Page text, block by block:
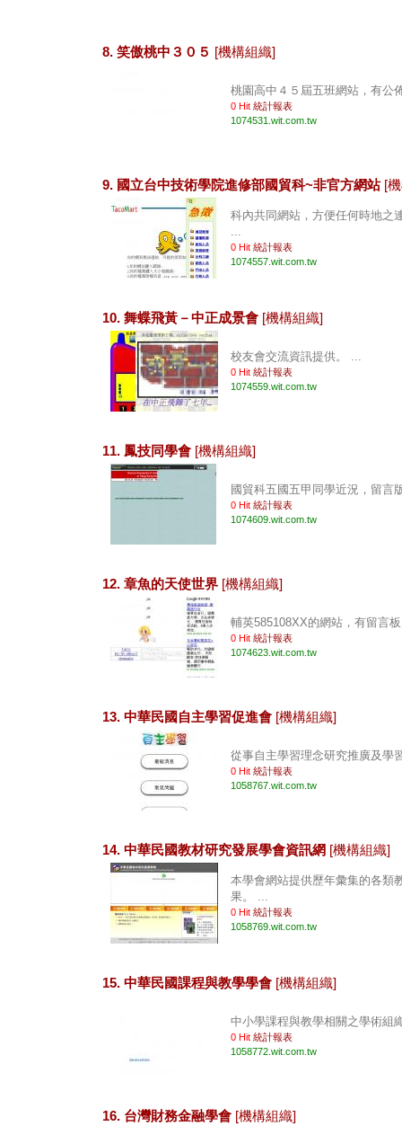
8. 笑傲桃中３０５ [機構組織]
桃園高中４５屆五班網站，有公
0 Hit 統計報表
1074531.wit.com.tw
9. 國立台中技術學院進修部國貿科~非官方網站 [
科內共同網站，方便任何時地之
...
0 Hit 統計報表
1074557.wit.com.tw
10. 舞蝶飛黃－中正成景會 [機構組織]
校友會交流資訊提供。 ...
0 Hit 統計報表
1074559.wit.com.tw
11. 鳳技同學會 [機構組織]
國貿科五國五甲同學近況，留言
0 Hit 統計報表
1074609.wit.com.tw
12. 章魚的天使世界 [機構組織]
輔英585108XX的網站，有留言
0 Hit 統計報表
1074623.wit.com.tw
13. 中華民國自主學習促進會 [機構組織]
從事自主學習理念研究推廣及學
0 Hit 統計報表
1058767.wit.com.tw
14. 中華民國教材研究發展學會資訊網 [機構組織]
本學會網站提供歷年彙集的各類
果。 ...
0 Hit 統計報表
1058769.wit.com.tw
15. 中華民國課程與教學學會 [機構組織]
中小學課程與教學相關之學術組
0 Hit 統計報表
1058772.wit.com.tw
16. 台灣財務金融學會 [機構組織]